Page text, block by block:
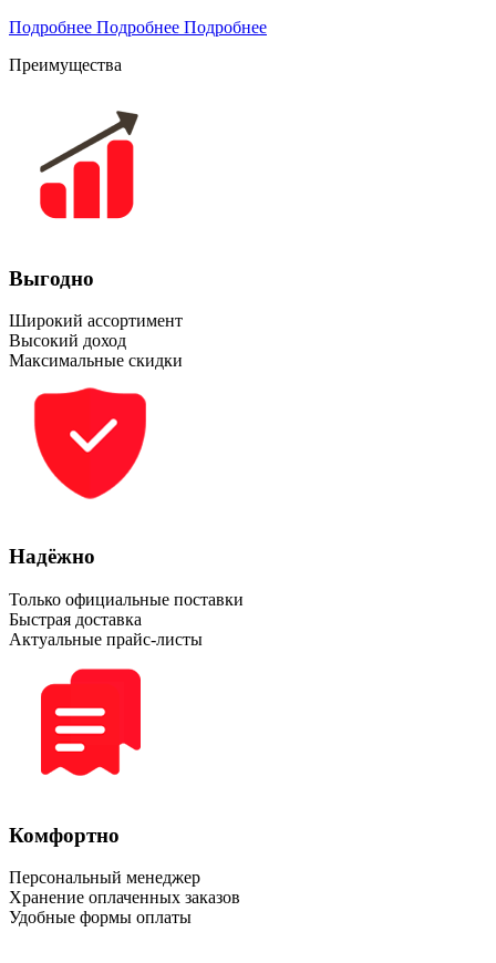
Подробнее Подробнее Подробнее
Преимущества
Выгодно
Широкий ассортимент
Высокий доход
Максимальные скидки
Надёжно
Только официальные поставки
Быстрая доставка
Актуальные прайс-листы
Комфортно
Персональный менеджер
Хранение оплаченных заказов
Удобные формы оплаты